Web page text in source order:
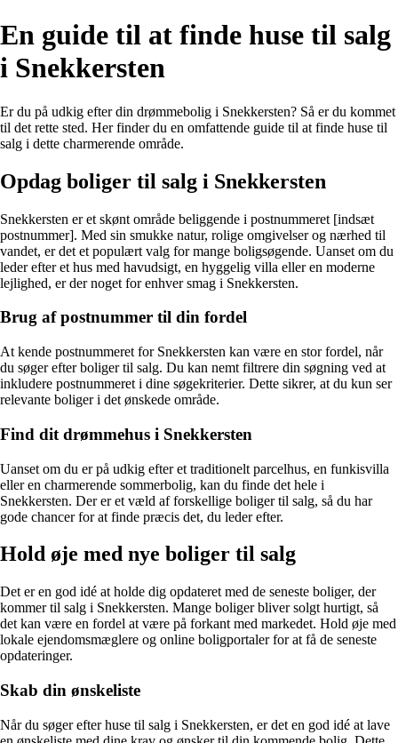
En guide til at finde huse til salg
i Snekkersten
Er du på udkig efter din drømmebolig i Snekkersten? Så er du kommet
til det rette sted. Her finder du en omfattende guide til at finde huse til
salg i dette charmerende område.
Opdag boliger til salg i Snekkersten
Snekkersten er et skønt område beliggende i postnummeret [indsæt
postnummer]. Med sin smukke natur, rolige omgivelser og nærhed til
vandet, er det et populært valg for mange boligsøgende. Uanset om du
leder efter et hus med havudsigt, en hyggelig villa eller en moderne
lejlighed, er der noget for enhver smag i Snekkersten.
Brug af postnummer til din fordel
At kende postnummeret for Snekkersten kan være en stor fordel, når
du søger efter boliger til salg. Du kan nemt filtrere din søgning ved at
inkludere postnummeret i dine søgekriterier. Dette sikrer, at du kun ser
relevante boliger i det ønskede område.
Find dit drømmehus i Snekkersten
Uanset om du er på udkig efter et traditionelt parcelhus, en funkisvilla
eller en charmerende sommerbolig, kan du finde det hele i
Snekkersten. Der er et væld af forskellige boliger til salg, så du har
gode chancer for at finde præcis det, du leder efter.
Hold øje med nye boliger til salg
Det er en god idé at holde dig opdateret med de seneste boliger, der
kommer til salg i Snekkersten. Mange boliger bliver solgt hurtigt, så
det kan være en fordel at være på forkant med markedet. Hold øje med
lokale ejendomsmæglere og online boligportaler for at få de seneste
opdateringer.
Skab din ønskeliste
Når du søger efter huse til salg i Snekkersten, er det en god idé at lave